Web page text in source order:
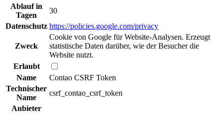
Ablauf in
Tagen
30
Datenschutz https://policies.google.com/privacy
Zweck
Cookie von Google für Website-Analysen. Erzeugt
statistische Daten darüber, wie der Besucher die
Website nutzt.
Erlaubt
Name
Contao CSRF Token
Technischer
Name
csrf_contao_csrf_token
Anbieter